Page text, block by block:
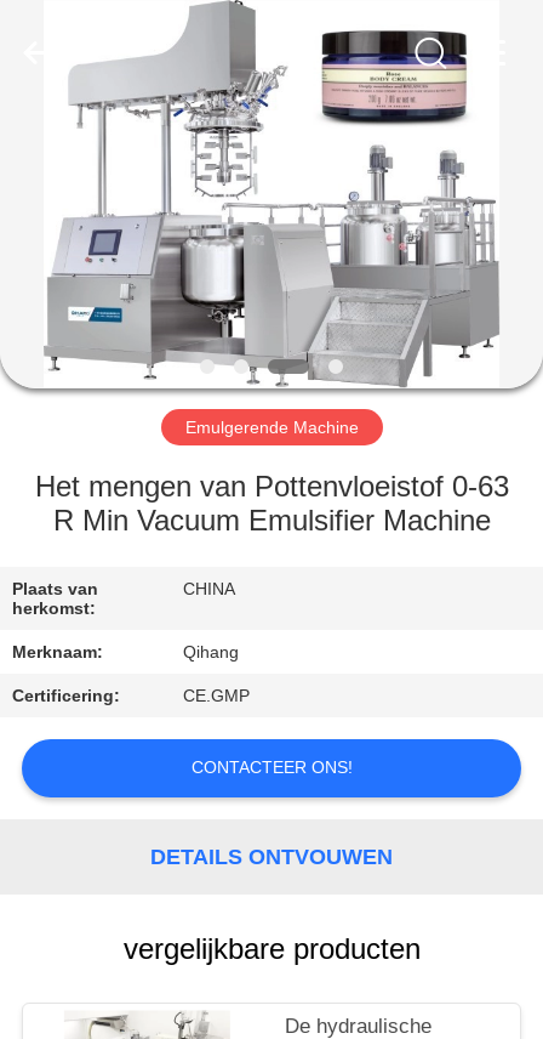
HUIS
PRODUCTEN
ONGEVEER
ONS
FABRIEKSREIS
KWALITEITSCONTROLE
ONS
VERZOEK
OM
EEN
CITAAT
GEVALLEN
Emulgerende Machine
Het mengen van Pottenvloeistof 0-63
R Min Vacuum Emulsifier Machine
Plaats van
herkomst:
CHINA
Merknaam: Qihang
Certificering: CE.GMP
CONTACTEER ONS!
DETAILS ONTVOUWEN
vergelijkbare producten
De hydraulische